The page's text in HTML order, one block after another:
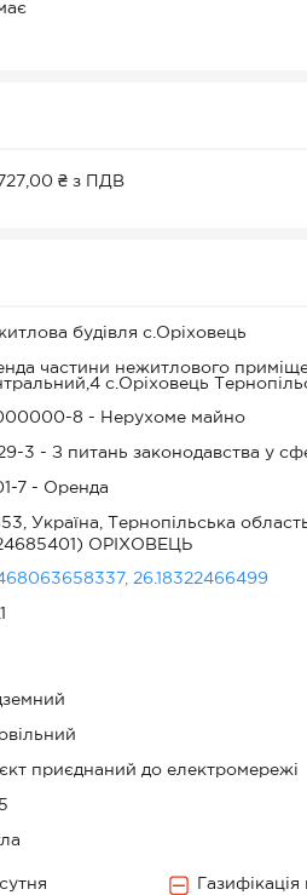
₴ з ПДВ
будівля с.Оріховець
частини нежитлового
с.Оріховець
8 - Нерухоме майно
3 - З питань законодавства у
7 - Оренда
Україна, Тернопільська
ОРІХОВЕЦЬ
26.18322466499
приєднаний до електромережі